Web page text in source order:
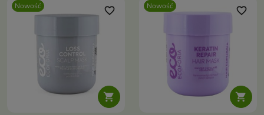
Nowość

favorite_border Nowość

favorite_border